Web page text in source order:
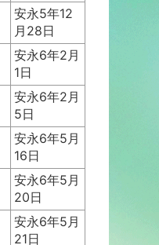
安永5年12
月28日
安永6年2月
1日
安永6年2月
5日
安永6年5月
16日
安永6年5月
20日
安永6年5月
21日